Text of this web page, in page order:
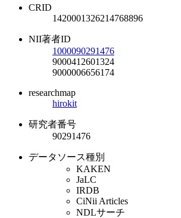
CRID
1420001326214768896
NII著者ID
1000090291476
9000412601324
9000006656174
researchmap
hirokit
研究者番号
90291476
データソース種別
KAKEN
JaLC
IRDB
CiNii Articles
NDLサーチ